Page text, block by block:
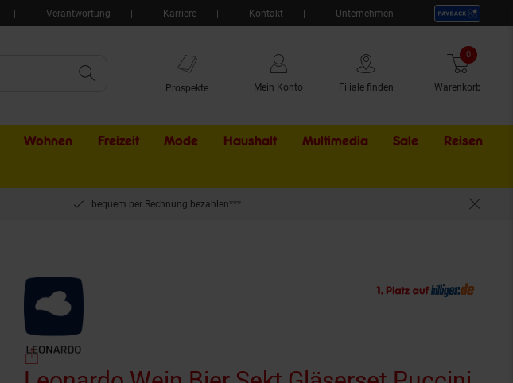
Verantwortung Karriere Kontakt Unternehmen
Prospekte Mein Konto Filiale finden Warenkorb
0 Artikel
Wohnen Freizeit Mode Haushalt Multimedia Sale Externer
Reisen
bequem per Rechnung bezahlen***